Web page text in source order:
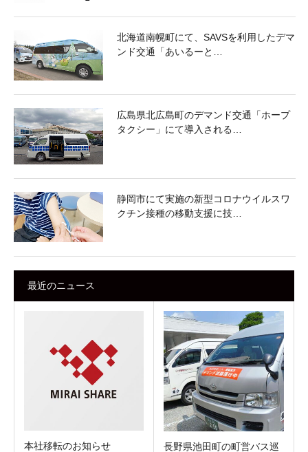
北海道南幌町にて、SAVSを利用したデマ
ンド交通「あいるーと…
広島県北広島町のデマンド交通「ホープ
タクシー」にて導入される…
静岡市にて実施の新型コロナウイルスワ
クチン接種の移動支援に技…
最近のニュース
本社移転のお知らせ
長野県池田町の町営バス巡